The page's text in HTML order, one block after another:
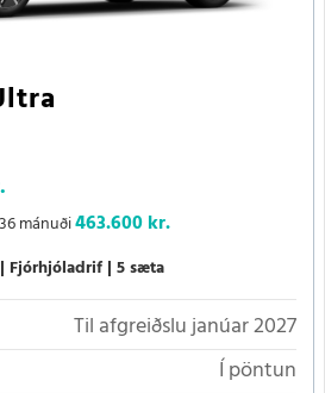
mánuði463.600 kr.
Fjórhjóladrif 5 sæta
Til afgreiðslu janúar 2027
Í pöntun